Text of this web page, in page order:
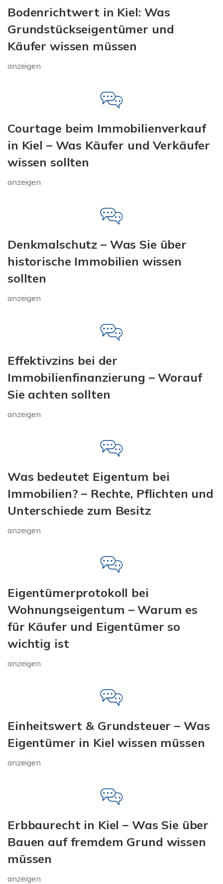
Bodenrichtwert in Kiel: Was
Grundstückseigentümer und
Käufer wissen müssen
anzeigen
Courtage beim Immobilienverkauf
in Kiel – Was Käufer und Verkäufer
wissen sollten
anzeigen
Denkmalschutz – Was Sie über
historische Immobilien wissen
sollten
anzeigen
Effektivzins bei der
Immobilienfinanzierung – Worauf
Sie achten sollten
anzeigen
Was bedeutet Eigentum bei
Immobilien? – Rechte, Pflichten und
Unterschiede zum Besitz
anzeigen
Eigentümerprotokoll bei
Wohnungseigentum – Warum es
für Käufer und Eigentümer so
wichtig ist
anzeigen
Einheitswert & Grundsteuer – Was
Eigentümer in Kiel wissen müssen
anzeigen
Erbbaurecht in Kiel – Was Sie über
Bauen auf fremdem Grund wissen
müssen
anzeigen